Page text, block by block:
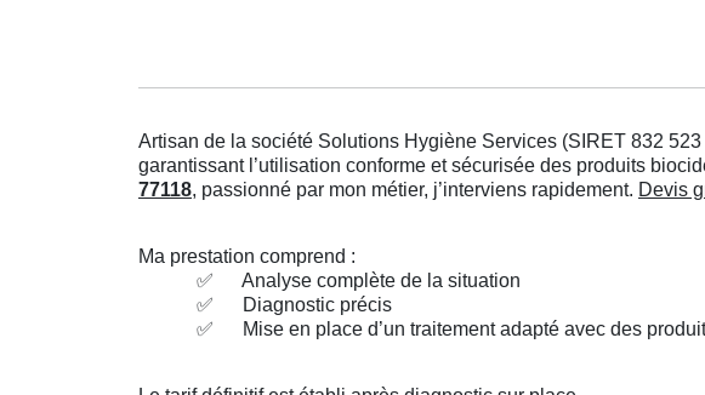
Artisan de la société Solutions Hygiène Services (SIRET 832
garantissant l’utilisation conforme et sécurisée des produits
77118, passionné par mon métier, j’interviens rapidement. Devis
Ma prestation comprend :
✅
Analyse complète de la situation
✅
Diagnostic précis
✅
Mise en place d’un traitement adapté avec des